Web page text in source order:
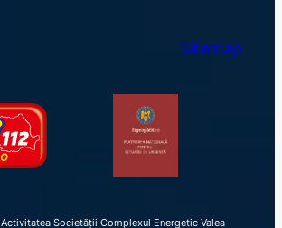
Sitemap
Activitatea Societății Complexul Energetic Valea